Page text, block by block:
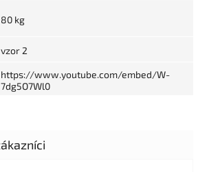
80 kg
vzor 2
https://www.youtube.com/embed/W-
7dg5O7Wl0